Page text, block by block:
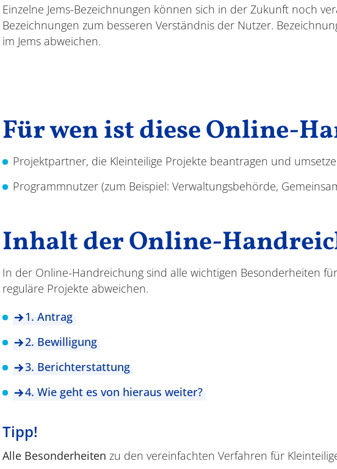
Einzelne Jems-Bezeichnungen können sich in der Zukunft noch
Bezeichnungen zum besseren Verständnis der Nutzer.
im Jems abweichen.
Für wen ist diese Online-
Projektpartner, die Kleinteilige Projekte beantragen und
Programmnutzer (zum Beispiel: Verwaltungsbehörde,
Inhalt der Online-
In der Online-Handreichung sind alle wichtigen Besonderheiten
reguläre Projekte abweichen.
1. Antrag
2. Bewilligung
3. Berichterstattung
4. Wie geht es von hieraus weiter?
Tipp!
Alle Besonderheiten zu den vereinfachten Verfahren für